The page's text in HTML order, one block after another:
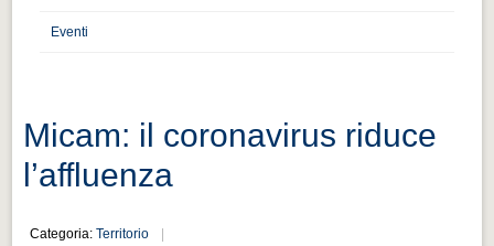
Cultura e turismo 4.0
Cultura e turismo 4.0
PROGETTI
Eventi
Micam: il coronavirus riduce
l’affluenza
Categoria:Territorio